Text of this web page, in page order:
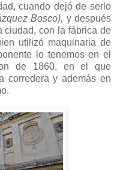
cuando dejó de serlo
Bosco), y después
ciudad, con la fábrica de
utilizó maquinaria de
lo tenemos en el
de 1860, en el que
corredera y además en